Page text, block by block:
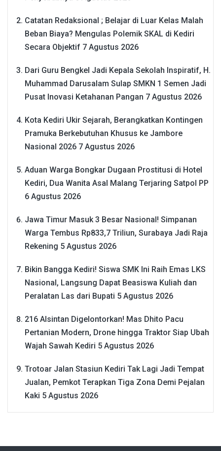
Catatan Redaksional ; Belajar di Luar Kelas Malah
Beban Biaya? Mengulas Polemik SKAL di Kediri
Secara Objektif 7 Agustus 2026
Dari Guru Bengkel Jadi Kepala Sekolah Inspiratif, H.
Muhammad Darusalam Sulap SMKN 1 Semen Jadi
Pusat Inovasi Ketahanan Pangan 7 Agustus 2026
Kota Kediri Ukir Sejarah, Berangkatkan Kontingen
Pramuka Berkebutuhan Khusus ke Jambore
Nasional 2026 7 Agustus 2026
Aduan Warga Bongkar Dugaan Prostitusi di Hotel
Kediri, Dua Wanita Asal Malang Terjaring Satpol PP
6 Agustus 2026
Jawa Timur Masuk 3 Besar Nasional! Simpanan
Warga Tembus Rp833,7 Triliun, Surabaya Jadi Raja
Rekening 5 Agustus 2026
Bikin Bangga Kediri! Siswa SMK Ini Raih Emas LKS
Nasional, Langsung Dapat Beasiswa Kuliah dan
Peralatan Las dari Bupati 5 Agustus 2026
216 Alsintan Digelontorkan! Mas Dhito Pacu
Pertanian Modern, Drone hingga Traktor Siap Ubah
Wajah Sawah Kediri 5 Agustus 2026
Trotoar Jalan Stasiun Kediri Tak Lagi Jadi Tempat
Jualan, Pemkot Terapkan Tiga Zona Demi Pejalan
Kaki 5 Agustus 2026